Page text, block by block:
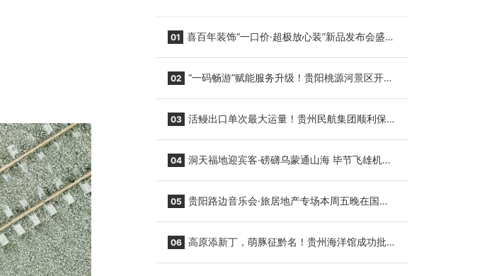
01 喜百年装饰“一口价·超极放心装”新品发布会盛大
02 “一码畅游”赋能服务升级！贵阳桃源河景区开
03 活鳗出口单次最大运量！贵州民航集团顺利保障
04 洞天福地迎宾客·磅礴乌蒙通山海 毕节飞雄机场
05 贵阳路边音乐会·旅居地产专场本周五晚在国际
06 高原添新丁，萌豚征黔名！贵州海洋馆成功批量